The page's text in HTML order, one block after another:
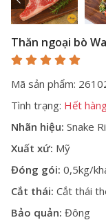
Thăn ngoại bò
Mã sản phẩm:
Tình trạng: Hết
Nhãn hiệu: Snake
Xuất xứ: Mỹ
Đóng gói: 0,5kg/
Cắt thái: Cắt thái
Bảo quản: Đông